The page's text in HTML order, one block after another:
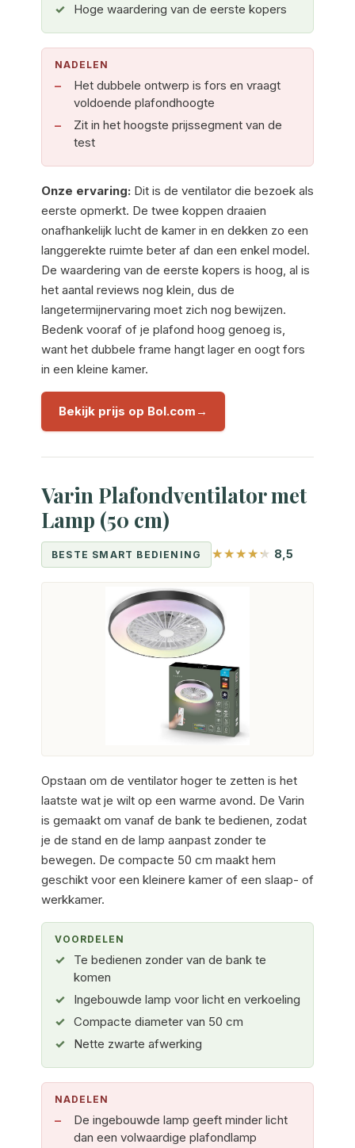
Hoge waardering van de eerste kopers
NADELEN
Het dubbele ontwerp is fors en vraagt
voldoende plafondhoogte
Zit in het hoogste prijssegment van de
test
Onze ervaring: Dit is de ventilator die bezoek als
eerste opmerkt. De twee koppen draaien
onafhankelijk lucht de kamer in en dekken zo een
langgerekte ruimte beter af dan een enkel model.
De waardering van de eerste kopers is hoog, al is
het aantal reviews nog klein, dus de
langetermijnervaring moet zich nog bewijzen.
Bedenk vooraf of je plafond hoog genoeg is,
want het dubbele frame hangt lager en oogt fors
in een kleine kamer.
Bekijk prijs op Bol.com
Varin Plafondventilator met
Lamp (50 cm)
BESTE SMART BEDIENING 8,5
Opstaan om de ventilator hoger te zetten is het
laatste wat je wilt op een warme avond. De Varin
is gemaakt om vanaf de bank te bedienen, zodat
je de stand en de lamp aanpast zonder te
bewegen. De compacte 50 cm maakt hem
geschikt voor een kleinere kamer of een slaap- of
werkkamer.
VOORDELEN
Te bedienen zonder van de bank te
komen
Ingebouwde lamp voor licht en verkoeling
Compacte diameter van 50 cm
Nette zwarte afwerking
NADELEN
De ingebouwde lamp geeft minder licht
dan een volwaardige plafondlamp